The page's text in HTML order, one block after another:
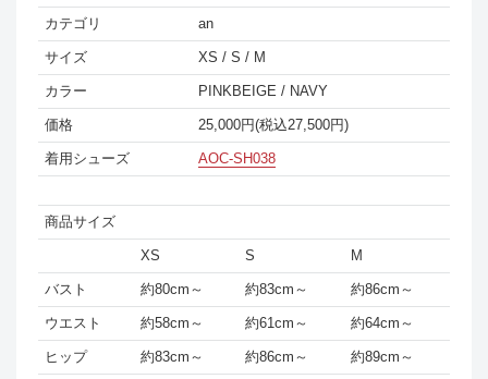
カテゴリ an
サイズ XS / S / M
カラー PINKBEIGE / NAVY
価格 25,000円(税込27,500円)
着用シューズ AOC-SH038
商品サイズ
XS S M
バスト 約80cm～ 約83cm～ 約86cm～
ウエスト 約58cm～ 約61cm～ 約64cm～
ヒップ 約83cm～ 約86cm～ 約89cm～